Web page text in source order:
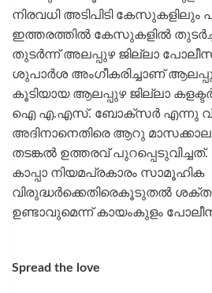
നിരവധി അടിപിടി
ഇത്തരത്തിൽ കേസുകളിൽ
തുടർന്ന് അലപ്പുഴ ജില്ലാ
ശുപാർശ അംഗീകരിച്ചാണ് ആലപ്പുഴ
കൂടിയായ ആലപ്പുഴ ജില്ലാ
ഐ എ.എസ്. ബോക്സർ എന്നു
അദിനാനെതിരെ ആറു
തടങ്കൽ ഉത്തരവ്
കാപ്പാ നിയമപ്രകാരം സാമൂഹിക
വിരുദ്ധർക്കെതിരെകൂടുതൽ
ഉണ്ടാവുമെന്ന് കായംകുളം
Spread the love